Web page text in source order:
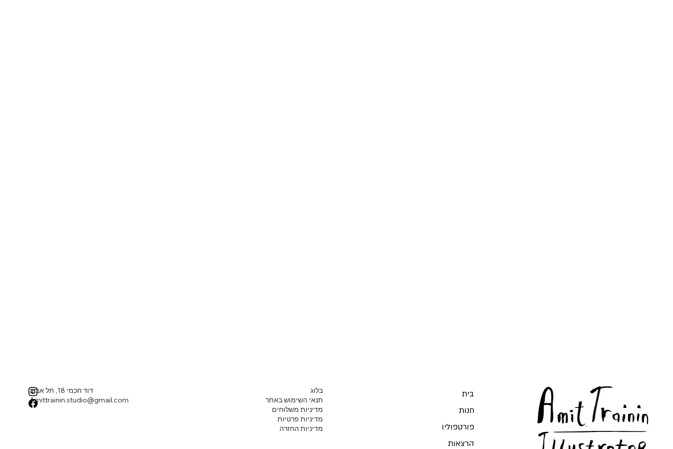
דוד חכמי 18, תל אביב
Amittrainin.studio@gmail.com
בלוג
תנאי השימוש באתר
מדיניות משלוחים
מדיניות פרטיות
מדיניות החזרה
בית
חנות
פורטפוליו
הרצאות